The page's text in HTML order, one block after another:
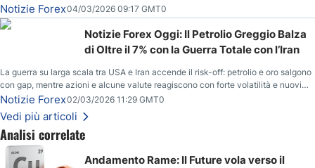
del gas naturale mette pressione all’euro.
Notizie Forex04/03/2026 09:17 GMT0
Notizie Forex Oggi: Il Petrolio Greggio Balza
di Oltre il 7% con la Guerra Totale con l’Iran
La guerra su larga scala tra USA e Iran accende il risk-off: petrolio e oro salgono
con gap, mentre azioni e alcune valute reagiscono con forte volatilità e nuovi
livelli da monitorare.
Notizie Forex02/03/2026 11:29 GMT0
Vedi più articoli
Analisi correlate
Andamento Rame: Il Future vola verso il